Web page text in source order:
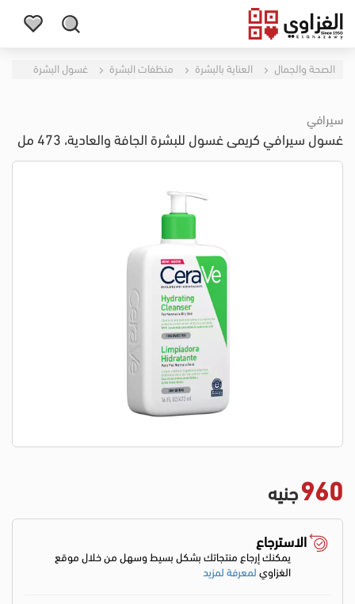
الصحة والجمال العناية بالبشرة منظفات البشرة غسول البشرة
سيرافي
غسول سيرافي كريمى غسول للبشرة الجافة والعادية، 473 مل
960جنيه
الاسترجاع
يمكنك إرجاع منتجاتك بشكل بسيط وسهل من خلال موقع
الغزاويلمعرفة لمزيد